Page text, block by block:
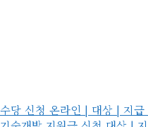
당 신청 온라인 | 대상 | 지